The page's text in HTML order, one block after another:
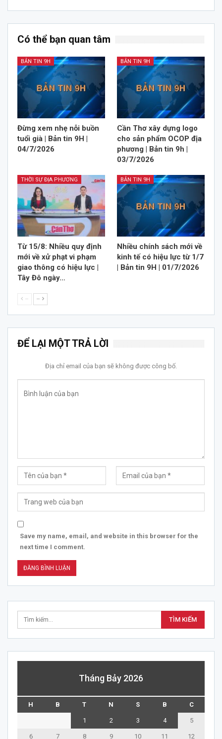
Có thể bạn quan tâm
BẢN TIN 9H
Đừng xem nhẹ nỗi buồn
tuổi già | Bản tin 9H |
04/7/2026
BẢN TIN 9H
Cần Thơ xây dựng logo
cho sản phẩm OCOP địa
phương | Bản tin 9h |
03/7/2026
THỜI SỰ ĐỊA PHƯƠNG
Từ 15/8: Nhiều quy định
mới về xử phạt vi phạm
giao thông có hiệu lực |
Tây Đô ngày…
BẢN TIN 9H
Nhiều chính sách mới về
kinh tế có hiệu lực từ 1/7
| Bản tin 9H | 01/7/2026
-- --
ĐỂ LẠI MỘT TRẢ LỜI
Địa chỉ email của bạn sẽ không được công bố.
Save my name, email, and website in this browser for the
next time I comment.
Tháng Bảy 2026
H B T N S B C
1 2 3 4 5
6 7 8 9 10 11 12